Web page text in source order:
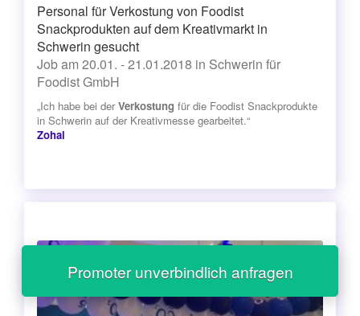
Personal für Verkostung von Foodist
Snackprodukten auf dem Kreativmarkt in
Schwerin gesucht
Job am 20.01. - 21.01.2018 in Schwerin für
Foodist GmbH
„Ich habe bei derVerkostung für die Foodist Snackprodukte
in Schwerin auf der Kreativmesse gearbeitet.“
Zohal
Promoter unverbindlich anfragen